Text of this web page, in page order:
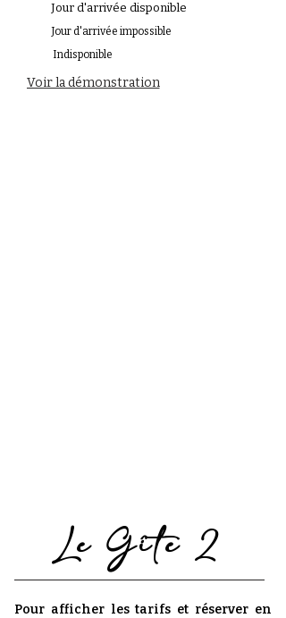
Jour d'arrivée disponible
Jour d'arrivée impossible
Indisponible
Voir la démonstration
Le Gîte 2
Pour afficher les tarifs et réserver en